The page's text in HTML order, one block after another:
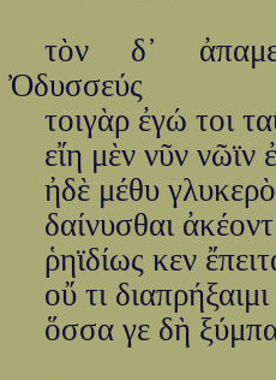
τὸν δ᾽
Ὀδυσσεύς
τοιγὰρ ἐγώ τοι
εἴη μὲν νῦν νῶϊν
ἠδὲ μέθυ
δαίνυσθαι
ῥηϊδίως κεν
οὔ τι
ὅσσα γε δὴ